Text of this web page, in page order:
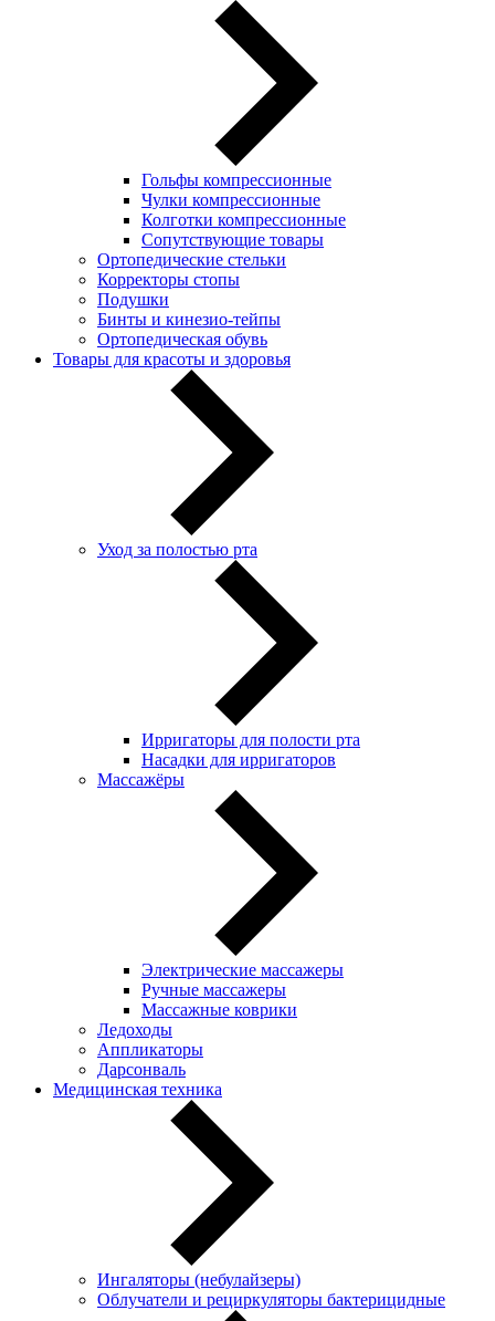
Гольфы компрессионные
Чулки компрессионные
Колготки компрессионные
Сопутствующие товары
Ортопедические стельки
Корректоры стопы
Подушки
Бинты и кинезио-тейпы
Ортопедическая обувь
Товары для красоты и здоровья
Уход за полостью рта
Ирригаторы для полости рта
Насадки для ирригаторов
Массажёры
Электрические массажеры
Ручные массажеры
Массажные коврики
Ледоходы
Аппликаторы
Дарсонваль
Медицинская техника
Ингаляторы (небулайзеры)
Oблучатели и рециркуляторы бактерицидные